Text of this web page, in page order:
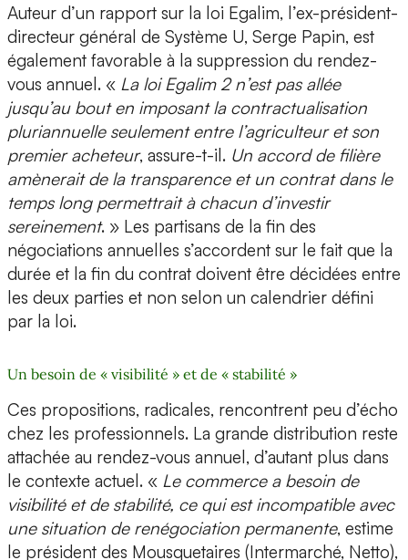
Auteur d’un rapport sur la loi Egalim, l’ex-président-
directeur général de Système U, Serge Papin, est
également favorable à la suppression du rendez-
vous annuel. « La loi Egalim 2 n’est pas allée
jusqu’au bout en imposant la contractualisation
pluriannuelle seulement entre l’agriculteur et son
premier acheteur, assure-t-il. Un accord de filière
amènerait de la transparence et un contrat dans le
temps long permettrait à chacun d’investir
sereinement. » Les partisans de la fin des
négociations annuelles s’accordent sur le fait que la
durée et la fin du contrat doivent être décidées entre
les deux parties et non selon un calendrier défini
par la loi.
Un besoin de « visibilité » et de « stabilité »
Ces propositions, radicales, rencontrent peu d’écho
chez les professionnels. La grande distribution reste
attachée au rendez-vous annuel, d’autant plus dans
le contexte actuel. « Le commerce a besoin de
visibilité et de stabilité, ce qui est incompatible avec
une situation de renégociation permanente, estime
le président des Mousquetaires (Intermarché, Netto),